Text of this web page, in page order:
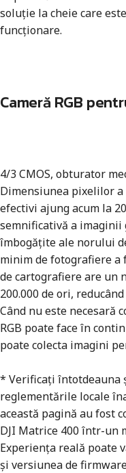
soluție la cheie care
funcționare.
Cameră RGB
4/3 CMOS, obturator
Dimensiunea pixelilor
efectivi ajung acum la
semnificativă a imaginii
îmbogățite ale norului
minim de fotografiere a
de cartografiere are un
200.000 de ori,
Când nu este necesară
RGB poate face în
poate colecta imagini
* Verificați întotdeauna
reglementările locale
această pagină au fost
DJI Matrice 400 într-un
Experiența reală poate
și versiunea de